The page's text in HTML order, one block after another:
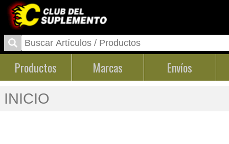
Productos Marcas Envíos
INICIO